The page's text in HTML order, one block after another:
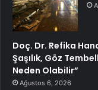
Doç. Dr. Refika
Şaşılık, Göz
Neden Olabilir”
Ağustos 6, 2026